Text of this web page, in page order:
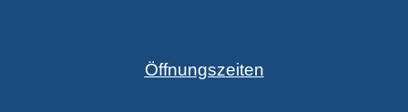
Öffnungszeiten